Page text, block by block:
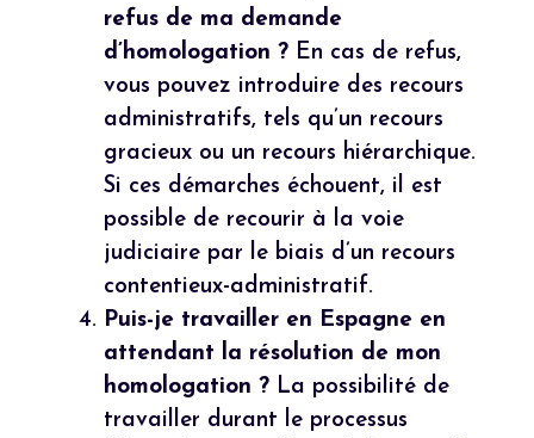
refus de ma demande
d’homologation ? En cas de refus,
vous pouvez introduire des recours
administratifs, tels qu’un recours
gracieux ou un recours hiérarchique.
Si ces démarches échouent, il est
possible de recourir à la voie
judiciaire par le biais d’un recours
contentieux-administratif.
Puis-je travailler en Espagne en
attendant la résolution de mon
homologation ? La possibilité de
travailler durant le processus